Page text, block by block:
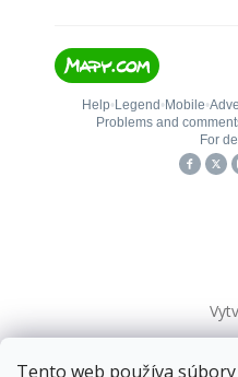
Tento web používa